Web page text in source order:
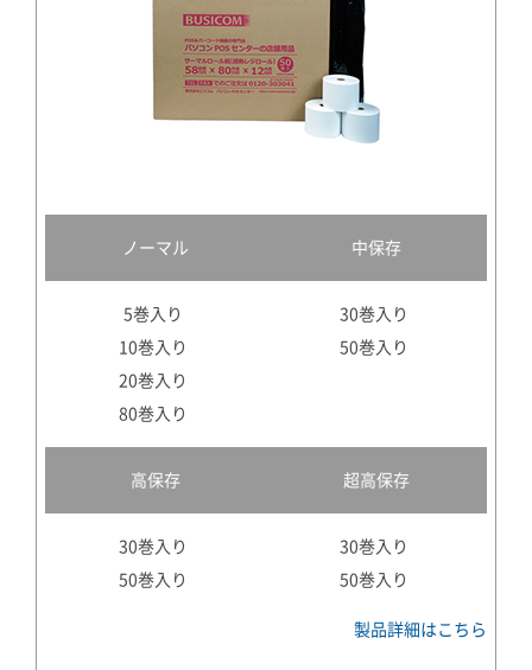
ノーマル
5巻入り
10巻入り
20巻入り
80巻入り
中保存
30巻入り
50巻入り
高保存
30巻入り
50巻入り
超高保存
30巻入り
50巻入り
製品詳細はこちら